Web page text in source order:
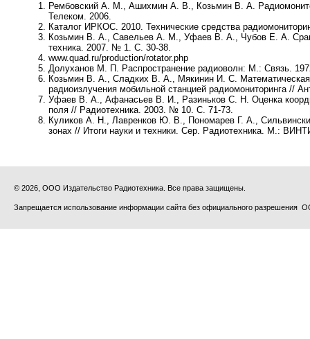
Рембовский А. М., Ашихмин А. В., Козьмин В. А.
Телеком. 2006.
Каталог ИРКОС. 2010. Технические средства
Козьмин В. А., Савельев А. М., Уфаев В. А., Чубов Е. А.
техника. 2007. № 1. С. 30-38.
www.quad.ru/production/rotator.php
Долуханов М. П. Распространение радиоволн: М.: Связь.
Козьмин В. А., Сладких В. А., Мякинин И. С. Математическая
радиоизлучения мобильной станцией радиомониторинга //
Уфаев В. А., Афанасьев В. И., Разиньков С. Н. Оценка
поля // Радиотехника. 2003. № 10. С. 71-73.
Куликов А. Н., Лавренков Ю. В., Пономарев Г. А.,
зонах // Итоги науки и техники. Сер. Радиотехника. М.:
© 2026, ООО Издательство Радиотехника. Все права защищены.
Запрещается использование информации сайта без официального разрешения